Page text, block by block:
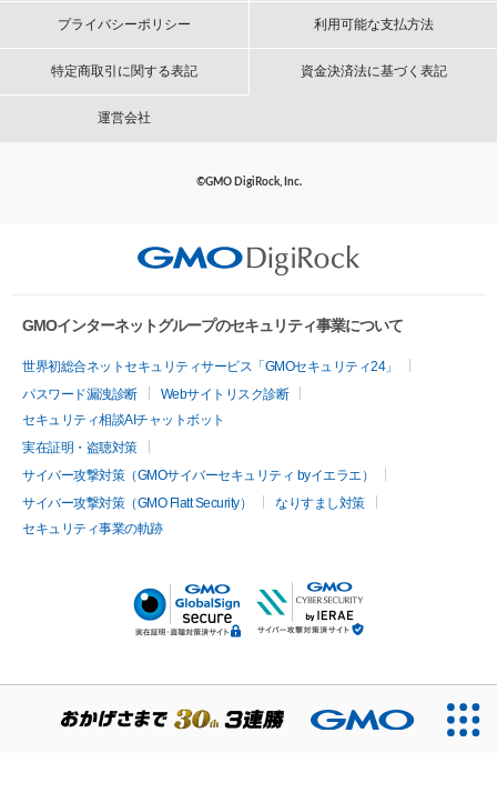
プライバシーポリシー 利用可能な支払方法
特定商取引に関する表記 資金決済法に基づく表記
運営会社
©GMO DigiRock, Inc.
GMOインターネットグループのセキュリティ事業について
世界初総合ネットセキュリティサービス「GMOセキュリティ24」
パスワード漏洩診断
Webサイトリスク診断
セキュリティ相談AIチャットボット
実在証明・盗聴対策
サイバー攻撃対策（GMOサイバーセキュリティ byイエラエ）
サイバー攻撃対策（GMO Flatt Security）
なりすまし対策
セキュリティ事業の軌跡